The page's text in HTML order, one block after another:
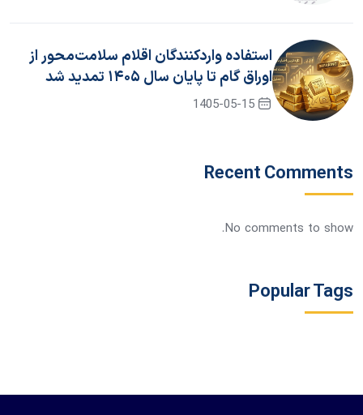
استفاده واردکنندگان اقلام سلامت‌محور از
اوراق گام تا پایان سال ۱۴۰۵ تمدید شد
1405-05-15
Recent Comments
No comments to show.
Popular Tags